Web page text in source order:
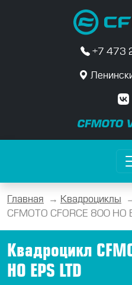
+7 473
Главная → Квадроциклы
CFMOTO CFORCE 800 HO
Квадроцикл
HO EPS LTD